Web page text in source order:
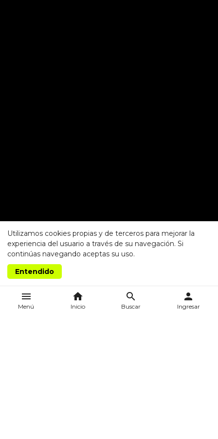
menu
Menú
home
Inicio
search
Buscar
person
Ingresar
Utilizamos cookies propias y de terceros para mejorar la
experiencia del usuario a través de su navegación. Si
continúas navegando aceptas su uso.
Entendido